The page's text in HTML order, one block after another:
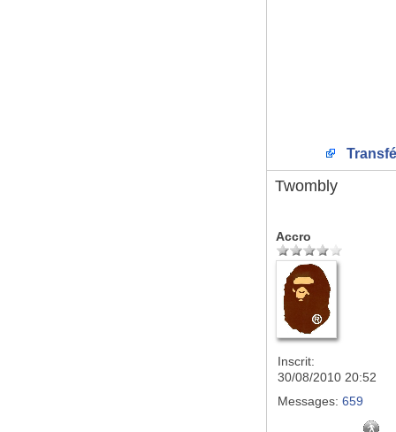
Twombly
Accro
Inscrit:
30/08/2010 20:52
Messages: 659